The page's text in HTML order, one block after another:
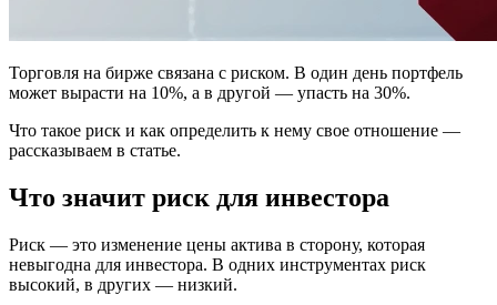
Торговля на бирже связана с риском. В один день портфель
может вырасти на 10%, а в другой — упасть на 30%.
Что такое риск и как определить к нему свое отношение —
рассказываем в статье.
Что значит риск для инвестора
Риск — это изменение цены актива в сторону, которая
невыгодна для инвестора. В одних инструментах риск
высокий, в других — низкий.